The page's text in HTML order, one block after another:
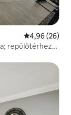
Átlagos
4,96 (26)
repülőtérhez